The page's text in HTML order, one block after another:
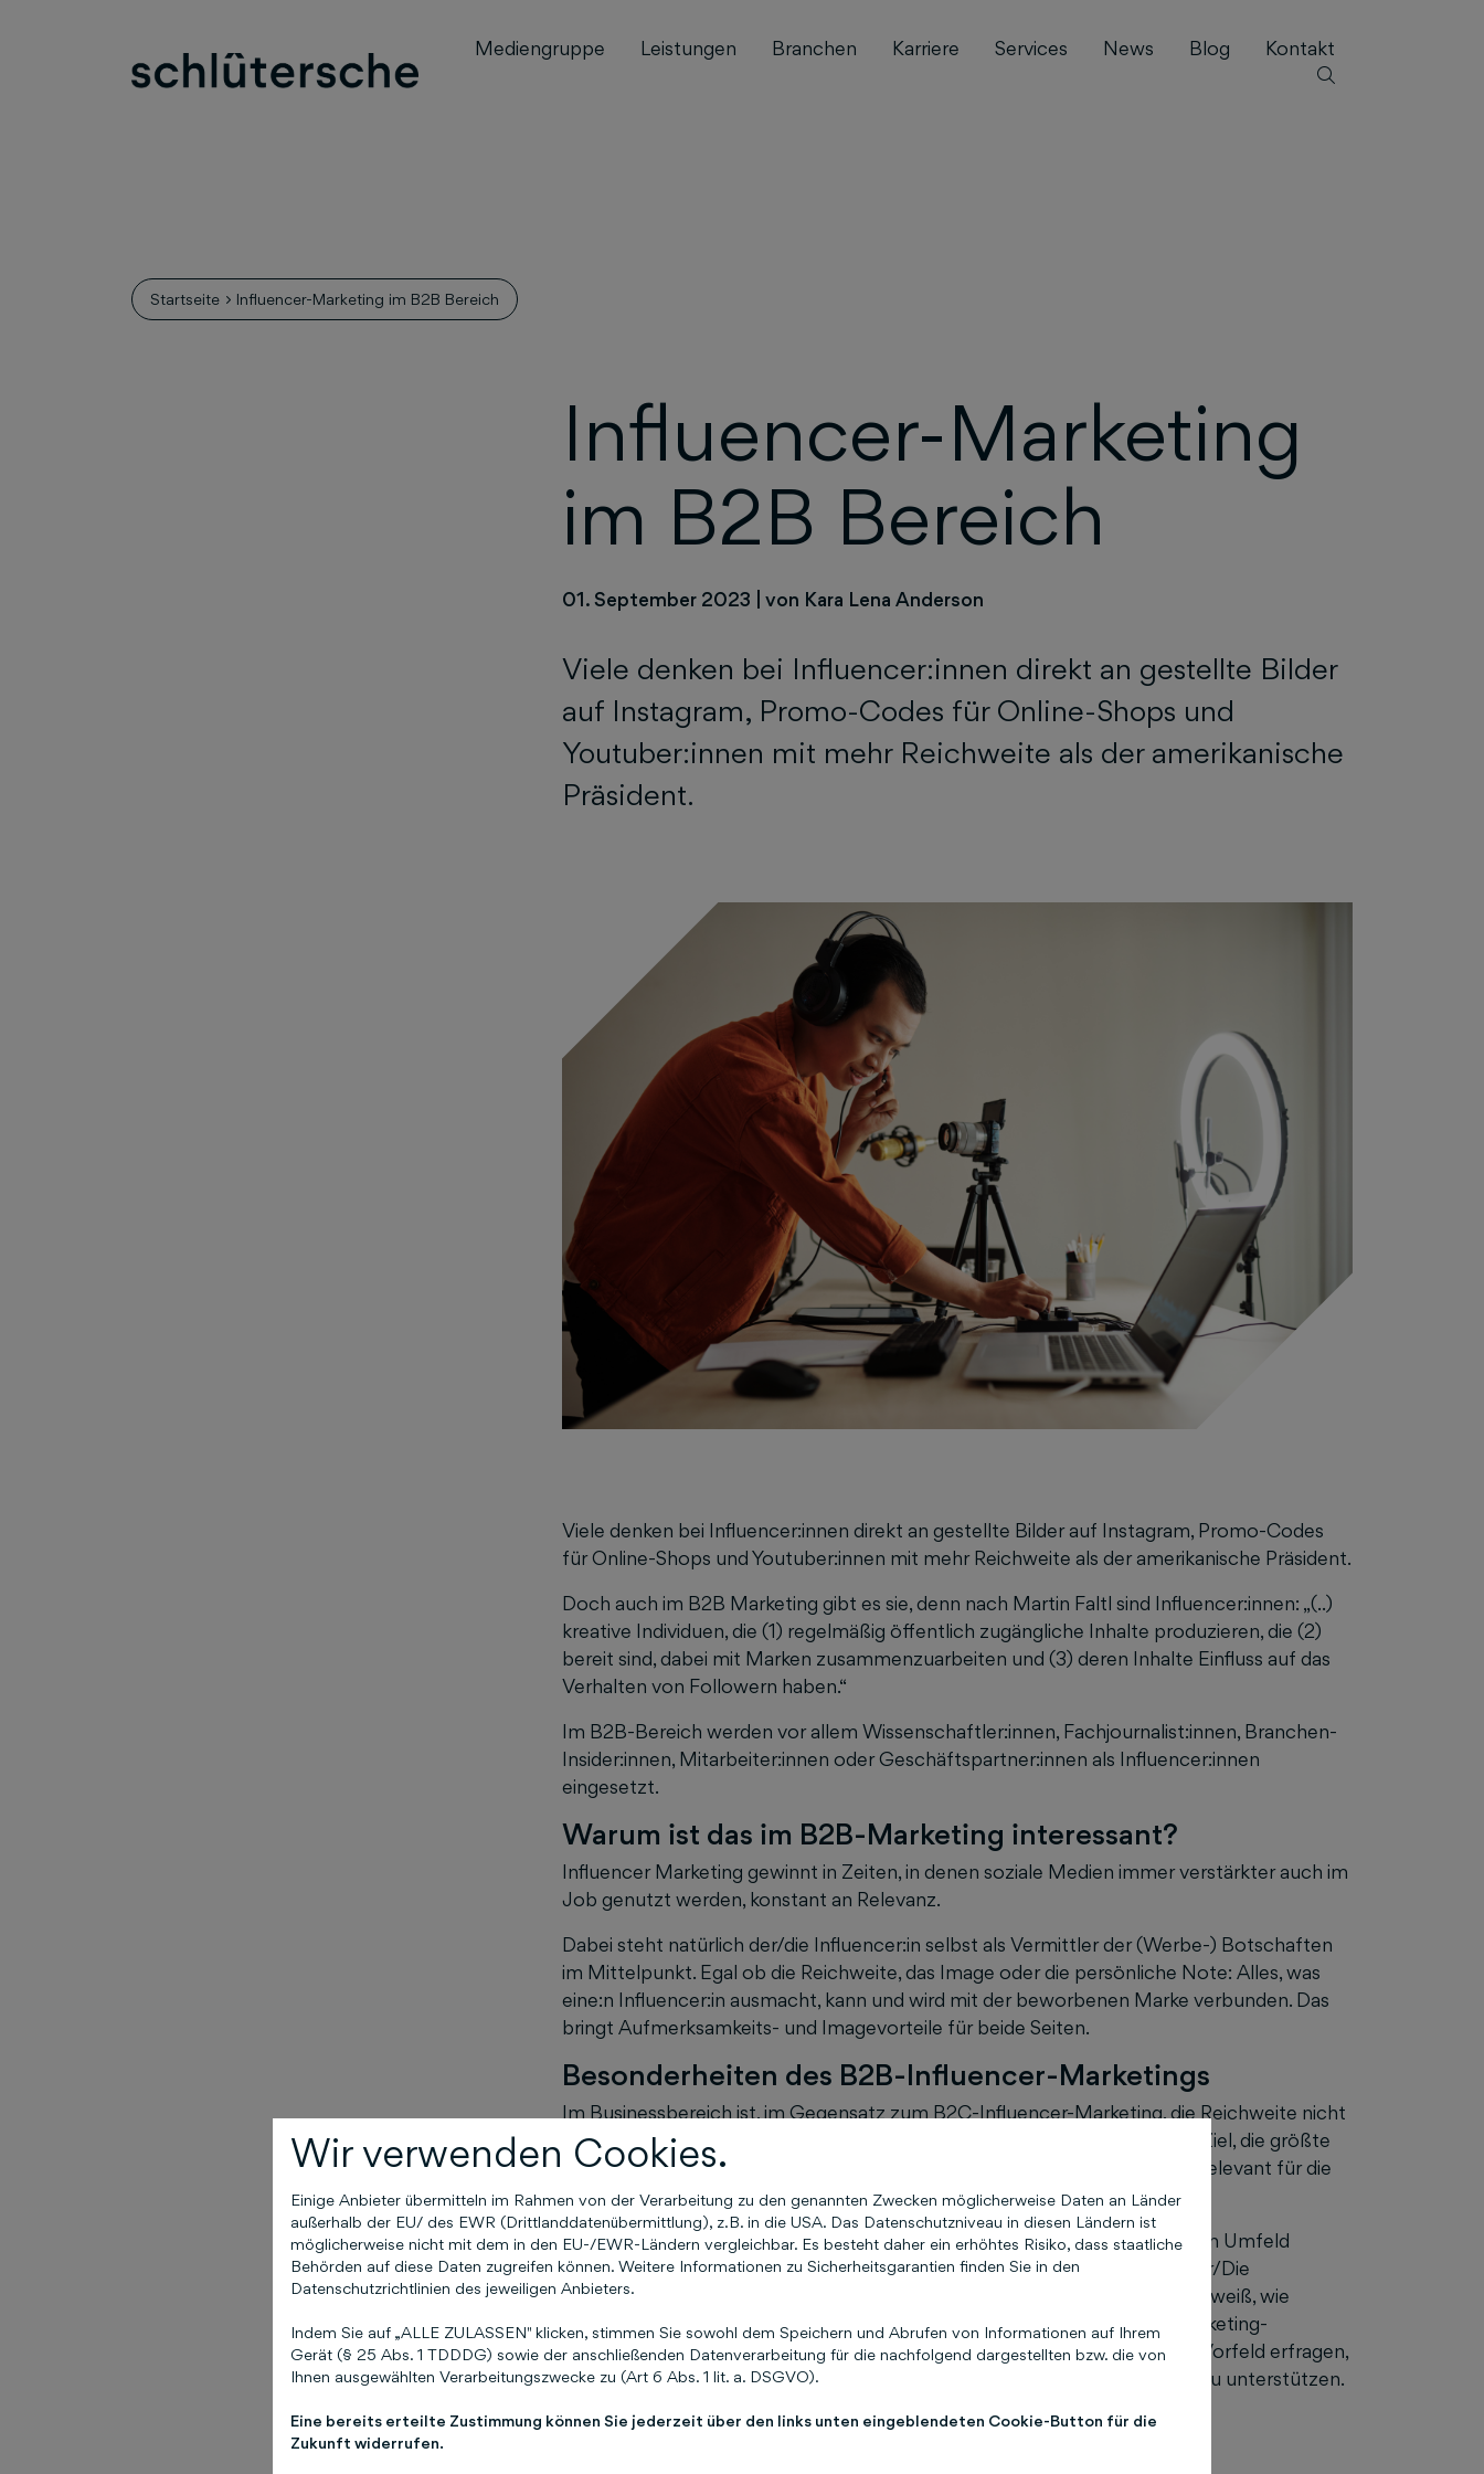
Mediengruppe Leistungen Branchen Karriere Services News Blog Kontakt
Startseite Influencer-Marketing im B2B Bereich
Influencer-Marketing
im B2B Bereich
01. September 2023 von Kara Lena Anderson
Viele denken bei Influencer:innen direkt an gestellte Bilder
auf Instagram, Promo-Codes für Online-Shops und
Youtuber:innen mit mehr Reichweite als der amerikanische
Präsident.
Viele denken bei Influencer:innen direkt an gestellte Bilder auf Instagram, Promo-Codes
für Online-Shops und Youtuber:innen mit mehr Reichweite als der amerikanische Präsident.
Doch auch im B2B Marketing gibt es sie, denn nach Martin Faltl sind Influencer:innen: „(..)
kreative Individuen, die (1) regelmäßig öffentlich zugängliche Inhalte produzieren, die (2)
bereit sind, dabei mit Marken zusammenzuarbeiten und (3) deren Inhalte Einfluss auf das
Verhalten von Followern haben.“
Im B2B-Bereich werden vor allem Wissenschaftler:innen, Fachjournalist:innen, Branchen-
Insider:innen, Mitarbeiter:innen oder Geschäftspartner:innen als Influencer:innen
eingesetzt.
Warum ist das im B2B-Marketing interessant?
Influencer Marketing gewinnt in Zeiten, in denen soziale Medien immer verstärkter auch im
Job genutzt werden, konstant an Relevanz.
Dabei steht natürlich der/die Influencer:in selbst als Vermittler der (Werbe-) Botschaften
im Mittelpunkt. Egal ob die Reichweite, das Image oder die persönliche Note: Alles, was
eine:n Influencer:in ausmacht, kann und wird mit der beworbenen Marke verbunden. Das
bringt Aufmerksamkeits- und Imagevorteile für beide Seiten.
Besonderheiten des B2B-Influencer-Marketings
Im Businessbereich ist, im Gegensatz zum B2C-Influencer-Marketing, die Reichweite nicht
der bedeutendste Faktor, sondern der Zielgruppenfit. Es ist also nicht das Ziel, die größte
mögliche Menge an Endnutzern anzusprechen, sondern jene, die wirklich relevant für die
Marke sind.
Die im Vordergrund der Kampagne stehende Zielgruppe wird im beruflichen Umfeld
zudem oftmals weniger von Emotionen als von harten Fakten geleitet. Der/Die
Influencer:in selbst kennt seine in der Regel Follower:innen am besten und weiß, wie
Informationen platziert werden müssen, um bei ihnen zu punkten. Als Marketing-
Verantwortlicher auf Unternehmensseite sollte man daher am besten im Vorfeld erfragen,
welche Informationen der/die Influencer:in benötigt, um ihn bestmöglich zu unterstützen.
Wir verwenden Cookies.
Einige Anbieter übermitteln im Rahmen von der Verarbeitung zu den genannten Zwecken möglicherweise Daten an Länder
außerhalb der EU/ des EWR (Drittlanddatenübermittlung), z.B. in die USA. Das Datenschutzniveau in diesen Ländern ist
möglicherweise nicht mit dem in den EU-/EWR-Ländern vergleichbar. Es besteht daher ein erhöhtes Risiko, dass staatliche
Behörden auf diese Daten zugreifen können. Weitere Informationen zu Sicherheitsgarantien finden Sie in den
Datenschutzrichtlinien des jeweiligen Anbieters.
Indem Sie auf „ALLE ZULASSEN" klicken, stimmen Sie sowohl dem Speichern und Abrufen von Informationen auf Ihrem
Gerät (§ 25 Abs. 1 TDDDG) sowie der anschließenden Datenverarbeitung für die nachfolgend dargestellten bzw. die von
Ihnen ausgewählten Verarbeitungszwecke zu (Art 6 Abs. 1 lit. a. DSGVO).
Eine bereits erteilte Zustimmung können Sie jederzeit über den links unten eingeblendeten Cookie-Button für die
Zukunft widerrufen.